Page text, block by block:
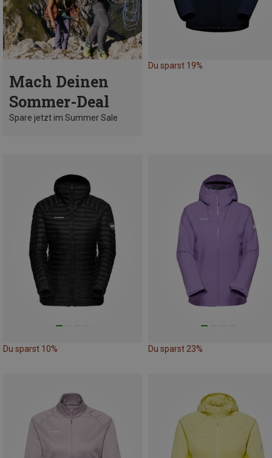
Mach Deinen
Sommer-Deal
Spare jetzt im Summer Sale
Du sparst 19%
Du sparst 10% Du sparst 23%